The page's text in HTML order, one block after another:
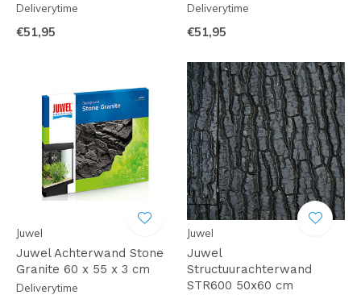
Deliverytime
€51,95
Deliverytime
€51,95
Juwel
Juwel Achterwand Stone
Granite 60 x 55 x 3 cm
Deliverytime
Juwel
Juwel
Structuurachterwand
STR600 50x60 cm